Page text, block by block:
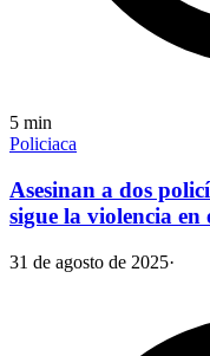
5 min
Policiaca
Asesinan a dos
sigue la violencia en
31 de agosto de 2025·